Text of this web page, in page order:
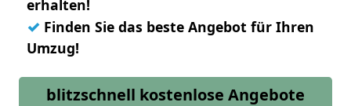
erhalten!
✓ Finden Sie das beste Angebot für Ihren
Umzug!
blitzschnell kostenlose Angebote